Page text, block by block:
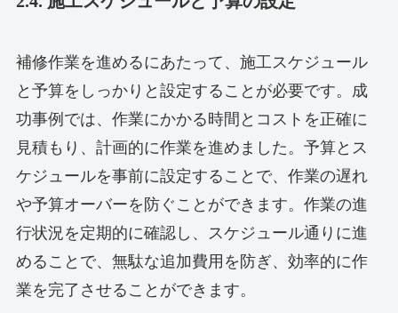
補修作業を進めるにあたって、施工スケジュール
と予算をしっかりと設定することが必要です。成
功事例では、作業にかかる時間とコストを正確に
見積もり、計画的に作業を進めました。予算とス
ケジュールを事前に設定することで、作業の遅れ
や予算オーバーを防ぐことができます。作業の進
行状況を定期的に確認し、スケジュール通りに進
めることで、無駄な追加費用を防ぎ、効率的に作
業を完了させることができます。